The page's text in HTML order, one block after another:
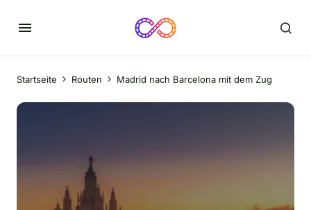
Startseite Routen Madrid nach Barcelona mit dem Zug